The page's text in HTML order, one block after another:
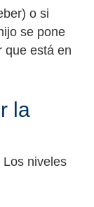
o si
se pone
que está en
la
niveles